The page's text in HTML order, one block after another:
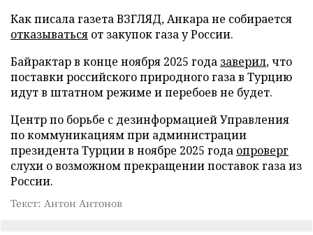
Как писала газета ВЗГЛЯД, Анкара не собирается
отказываться от закупок газа у России.
Байрактар в конце ноября 2025 года заверил, что
поставки российского природного газа в Турцию
идут в штатном режиме и перебоев не будет.
Центр по борьбе с дезинформацией Управления
по коммуникациям при администрации
президента Турции в ноябре 2025 года опроверг
слухи о возможном прекращении поставок газа из
России.
Текст: Антон Антонов